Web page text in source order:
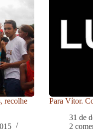
recolhe
Para Vítor.
31 de
2